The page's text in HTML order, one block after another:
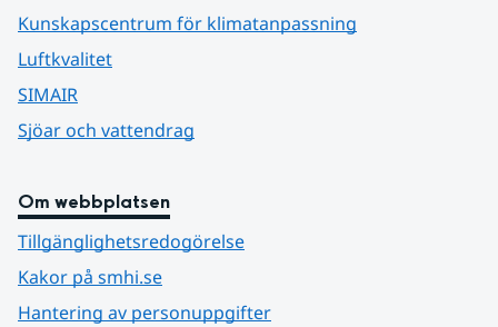
Kunskapscentrum för klimatanpassning
Luftkvalitet
SIMAIR
Sjöar och vattendrag
Om webbplatsen
Tillgänglighetsredogörelse
Kakor på smhi.se
Hantering av personuppgifter